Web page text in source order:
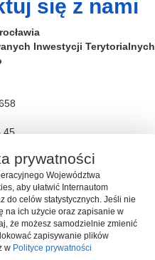
się z nami
Inwestycji Terytorialnych
prywatności
Województwa
aby ułatwić Internautom
do celów statystycznych. Jeśli nie
na ich użycie oraz zapisanie w
że możesz samodzielnie zmienić
zapisywanie plików
w Polityce prywatności